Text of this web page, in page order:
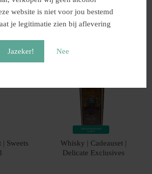
website is niet voor jou bestemd
je legitimatie zien bij aflevering
Jazeker! Nee
| Sweets
Whisky | Cadeauset |
Delicate Exclusives